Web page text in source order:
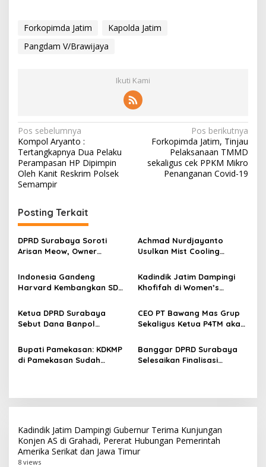
Forkopimda Jatim
Kapolda Jatim
Pangdam V/Brawijaya
Ikuti Kami
N
a
v
i
a
s
i
o
Pos sebelumnya
Kompol Aryanto :
Tertangkapnya Dua Pelaku
Perampasan HP Dipimpin
Oleh Kanit Reskrim Polsek
Semampir
Pos berikutnya
Forkopimda Jatim, Tinjau
Pelaksanaan TMMD
sekaligus cek PPKM Mikro
Penanganan Covid-19
Posting Terkait
DPRD Surabaya Soroti
Arisan Meow, Owner
Member Secara Bertahap
Achmad Nurdjayanto
Usulkan Mist Cooling
Surabaya di Tengah Cuaca
Panas
Indonesia Gandeng
Harvard Kembangkan SDM
Dunia
Kadindik Jatim Dampingi
Khofifah di Women’s
Perkuat Kepemimpinan
Perempuan untuk Indonesia
Berdampak
Ketua DPRD Surabaya
Sebut Dana Banpol
Pendidikan Politik
Masyarakat
CEO PT Bawang Mas Grup
Sekaligus Ketua P4TM akan
Tembakau di Madura
Bupati Pamekasan: KDKMP
di Pamekasan Sudah
Banggar DPRD Surabaya
Selesaikan Finalisasi
Kadindik Jatim Dampingi Gubernur Terima Kunjungan
Konjen AS di Grahadi, Pererat Hubungan Pemerintah
Amerika Serikat dan Jawa Timur
8 views